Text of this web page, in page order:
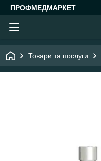
ПРОФМЕДМАРКЕТ
Товари та послуги